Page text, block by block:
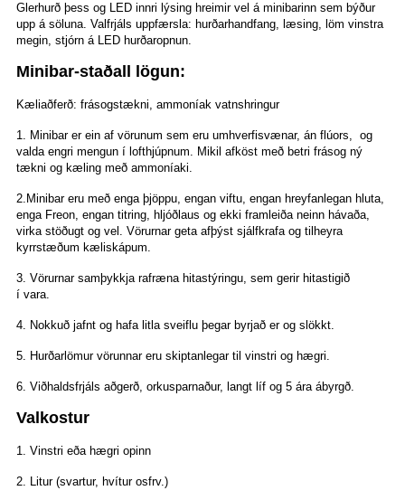
Glerhurð þess og LED innri lýsing hreimir vel á minibarinn sem býður
upp á söluna. Valfrjáls uppfærsla: hurðarhandfang, læsing, löm vinstra
megin, stjórn á LED hurðaropnun.
Minibar-staðall lögun:
Kæliaðferð: frásogstækni, ammoníak vatnshringur
1. Minibar er ein af vörunum sem eru umhverfisvænar, án flúors, og
valda engri mengun í lofthjúpnum. Mikil afköst með betri frásog ný
tækni og kæling með ammoníaki.
2.Minibar eru með enga þjöppu, engan viftu, engan hreyfanlegan hluta,
enga Freon, engan titring, hljóðlaus og ekki framleiða neinn hávaða,
virka stöðugt og vel. Vörurnar geta afþýst sjálfkrafa og tilheyra
kyrrstæðum kæliskápum.
3. Vörurnar samþykkja rafræna hitastýringu, sem gerir hitastigið
í vara.
4. Nokkuð jafnt og hafa litla sveiflu þegar byrjað er og slökkt.
5. Hurðarlömur vörunnar eru skiptanlegar til vinstri og hægri.
6. Viðhaldsfrjáls aðgerð, orkusparnaður, langt líf og 5 ára ábyrgð.
Valkostur
1. Vinstri eða hægri opinn
2. Litur (svartur, hvítur osfrv.)